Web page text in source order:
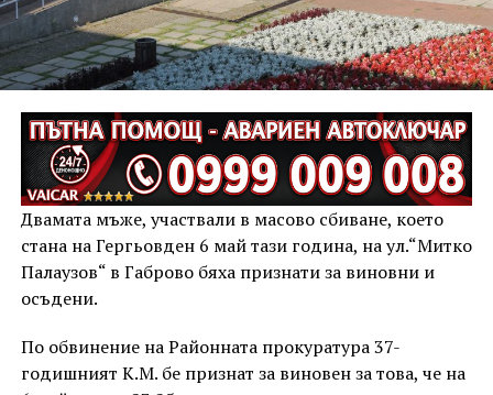
Двамата мъже, участвали в масово сбиване, което
стана на Гергьовден 6 май тази година, на ул.“Митко
Палаузов“ в Габрово бяха признати за виновни и
осъдени.
По обвинение на Районната прокуратура 37-
годишният К.М. бе признат за виновен за това, че на